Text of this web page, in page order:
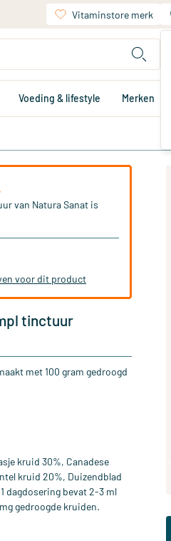
Vitaminstore merk
Voeding & lifestyle Merken
van Natura Sanat is
voor dit product
tinctuur
met 100 gram gedroogd
kruid 30%, Canadese
kruid 20%, Duizendblad
dagdosering bevat 2-3 ml
gedroogde kruiden.